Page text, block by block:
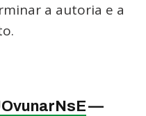
a autoria e a
—